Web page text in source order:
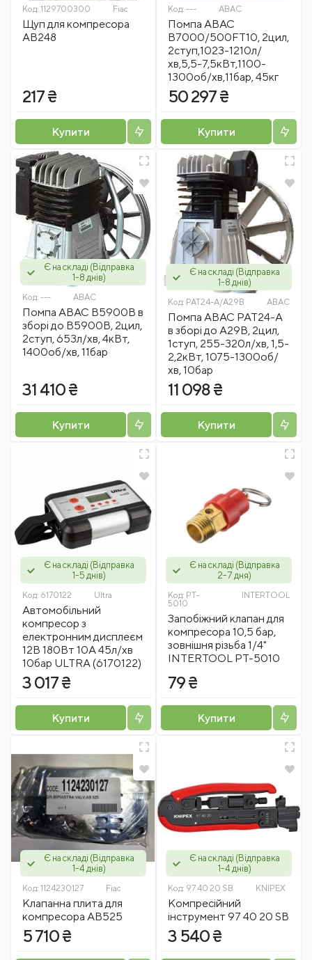
Код: 1129700300 Fiac
Щуп для компресора
АВ248
217 ₴
Купити
Код: --- ABAC
Помпа ABAC
B7000/500FT10, 2цил,
2ступ,1023-1210л/
хв,5,5-7,5кВт,1100-
1300об/хв,11бар, 45кг
50 297 ₴
Купити
Є на складі (Відправка
1-8 днів)
Код: --- ABAC
Помпа ABAC B5900B в
зборі до B5900B, 2цил,
2ступ, 653л/хв, 4кВт,
1400об/хв, 11бар
31 410 ₴
Купити
Є на складі (Відправка
1-8 днів)
Код: PAT24-A/A29B ABAC
Помпа ABAC PAT24-A
в зборі до А29B, 2цил,
1ступ, 255-320л/хв, 1,5-
2,2кВт, 1075-1300об/
хв, 10бар
11 098 ₴
Купити
Є на складі (Відправка
1-5 днів)
Код: 6170122 Ultra
Автомобільний
компресор з
електронним дисплеєм
12В 180Вт 10А 45л/хв
10бар ULTRA (6170122)
3 017 ₴
Купити
Є на складі (Відправка
2-7 дня)
Код: PT-
5010
INTERTOOL
Запобіжний клапан для
компресора 10,5 бар,
зовнішня різьба 1/4"
INTERTOOL PT-5010
79 ₴
Купити
Є на складі (Відправка
1-4 днів)
Код: 1124230127 Fiac
Клапанна плита для
компресора АВ525
5 710 ₴
Є на складі (Відправка
1-4 днів)
Код: 97 40 20 SB KNIPEX
Компресійний
інструмент 97 40 20 SB
3 540 ₴